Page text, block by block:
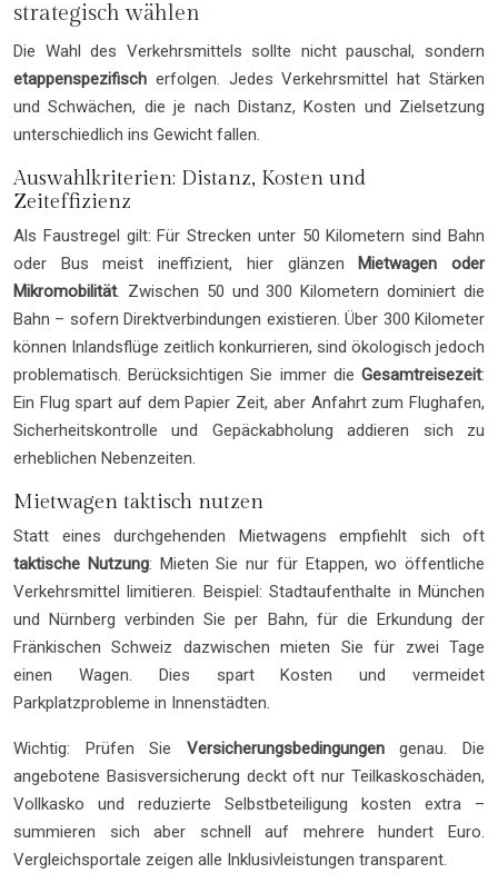
strategisch wählen
Die Wahl des Verkehrsmittels sollte nicht pauschal, sondern
etappenspezifisch erfolgen. Jedes Verkehrsmittel hat Stärken
und Schwächen, die je nach Distanz, Kosten und Zielsetzung
unterschiedlich ins Gewicht fallen.
Auswahlkriterien: Distanz, Kosten und
Zeiteffizienz
Als Faustregel gilt: Für Strecken unter 50 Kilometern sind Bahn
oder Bus meist ineffizient, hier glänzen Mietwagen oder
Mikromobilität. Zwischen 50 und 300 Kilometern dominiert die
Bahn – sofern Direktverbindungen existieren. Über 300 Kilometer
können Inlandsflüge zeitlich konkurrieren, sind ökologisch jedoch
problematisch. Berücksichtigen Sie immer die Gesamtreisezeit:
Ein Flug spart auf dem Papier Zeit, aber Anfahrt zum Flughafen,
Sicherheitskontrolle und Gepäckabholung addieren sich zu
erheblichen Nebenzeiten.
Mietwagen taktisch nutzen
Statt eines durchgehenden Mietwagens empfiehlt sich oft
taktische Nutzung: Mieten Sie nur für Etappen, wo öffentliche
Verkehrsmittel limitieren. Beispiel: Stadtaufenthalte in München
und Nürnberg verbinden Sie per Bahn, für die Erkundung der
Fränkischen Schweiz dazwischen mieten Sie für zwei Tage
einen Wagen. Dies spart Kosten und vermeidet
Parkplatzprobleme in Innenstädten.
Wichtig: Prüfen Sie Versicherungsbedingungengenau. Die
angebotene Basisversicherung deckt oft nur Teilkaskoschäden,
Vollkasko und reduzierte Selbstbeteiligung kosten extra –
summieren sich aber schnell auf mehrere hundert Euro.
Vergleichsportale zeigen alle Inklusivleistungen transparent.